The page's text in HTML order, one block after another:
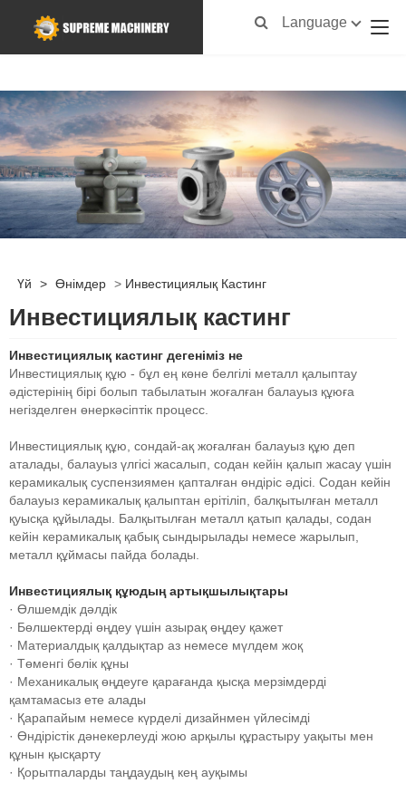
Language
Үй > Өнімдер > Инвестициялық Кастинг
Инвестициялық кастинг
Инвестициялық кастинг дегеніміз не
Инвестициялық құю - бұл ең көне белгілі металл қалыптау
әдістерінің бірі болып табылатын жоғалған балауыз құюға
негізделген өнеркәсіптік процесс.
Инвестициялық құю, сондай-ақ жоғалған балауыз құю деп
аталады, балауыз үлгісі жасалып, содан кейін қалып жасау үшін
керамикалық суспензиямен қапталған өндіріс әдісі. Содан кейін
балауыз керамикалық қалыптан ерітіліп, балқытылған металл
қуысқа құйылады. Балқытылған металл қатып қалады, содан
кейін керамикалық қабық сындырылады немесе жарылып,
металл құймасы пайда болады.
Инвестициялық құюдың артықшылықтары
· Өлшемдік дәлдік
· Бөлшектерді өңдеу үшін азырақ өңдеу қажет
· Материалдық қалдықтар аз немесе мүлдем жоқ
· Төменгі бөлік құны
· Механикалық өңдеуге қарағанда қысқа мерзімдерді
қамтамасыз ете алады
· Қарапайым немесе күрделі дизайнмен үйлесімді
· Өндірістік дәнекерлеуді жою арқылы құрастыру уақыты мен
құнын қысқарту
· Қорытпаларды таңдаудың кең ауқымы